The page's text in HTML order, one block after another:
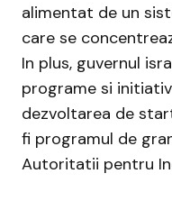
alimentat de un
care se
In plus, guvernul
programe si
dezvoltarea de
fi programul de
Autoritatii pentru